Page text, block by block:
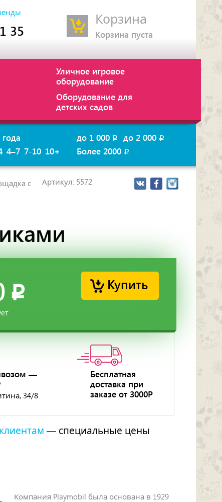
Корзина
Корзина пуста
35
Уличное игровое
оборудование
Оборудование для
детских садов
4–7 7-10 10+
до 1 000 p до 2 000 p
Более 2000 p
Артикул: 5572
с
Купить
p
—
34/8
Бесплатная
доставка при
заказе от 3000Р
— специальные цены
Компания Playmobil была основана в 1929